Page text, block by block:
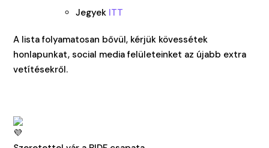
Jegyek ITT
A lista folyamatosan bővül, kérjük kövessétek
honlapunkat, social media felületeinket az újabb extra
vetítésekről.